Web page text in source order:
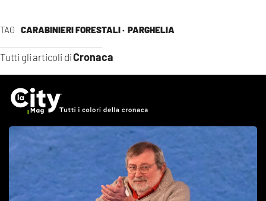
TAG CARABINIERI FORESTALI · PARGHELIA
Tutti gli articoli diCronaca